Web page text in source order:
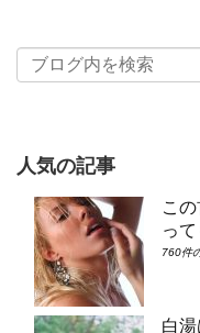
人気の記事
こ
っ
760件
白